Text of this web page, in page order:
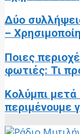
Δύο
–
Ποιες
φωτιές: Τι
Κολύμπι
περιμένουμε